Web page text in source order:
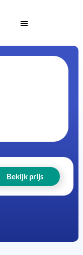
Bekijk prijs